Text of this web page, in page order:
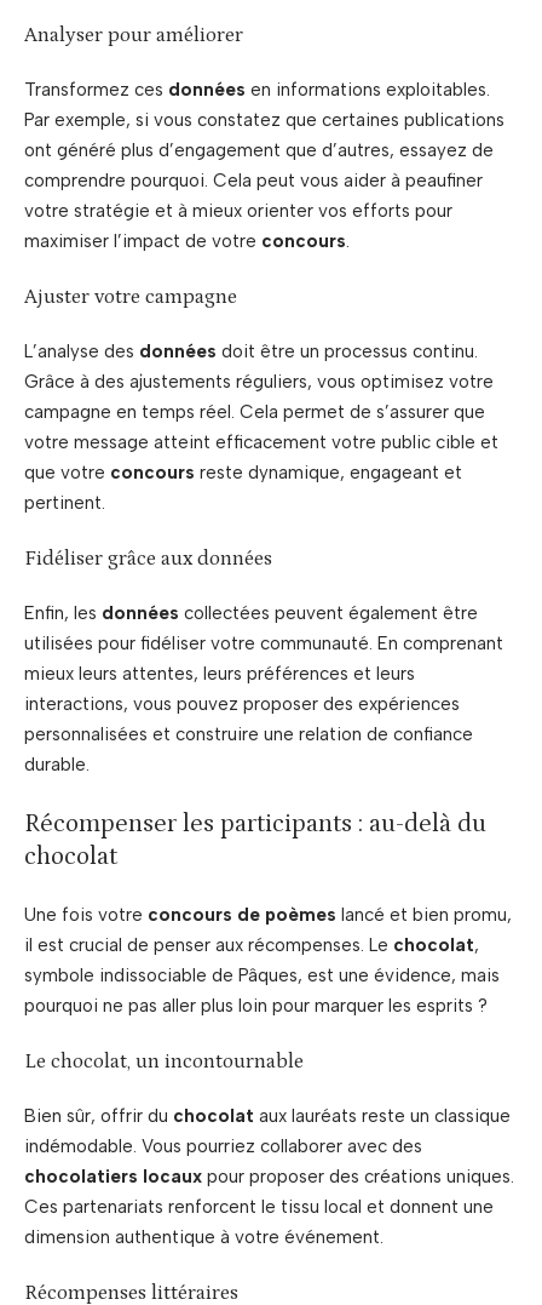
Analyser pour améliorer
Transformez ces données en informations exploitables.
Par exemple, si vous constatez que certaines publications
ont généré plus d’engagement que d’autres, essayez de
comprendre pourquoi. Cela peut vous aider à peaufiner
votre stratégie et à mieux orienter vos efforts pour
maximiser l’impact de votre concours.
Ajuster votre campagne
L’analyse des données doit être un processus continu.
Grâce à des ajustements réguliers, vous optimisez votre
campagne en temps réel. Cela permet de s’assurer que
votre message atteint efficacement votre public cible et
que votre concours reste dynamique, engageant et
pertinent.
Fidéliser grâce aux données
Enfin, les données collectées peuvent également être
utilisées pour fidéliser votre communauté. En comprenant
mieux leurs attentes, leurs préférences et leurs
interactions, vous pouvez proposer des expériences
personnalisées et construire une relation de confiance
durable.
Récompenser les participants : au-delà du
chocolat
Une fois votre concours de poèmes lancé et bien promu,
il est crucial de penser aux récompenses. Le chocolat,
symbole indissociable de Pâques, est une évidence, mais
pourquoi ne pas aller plus loin pour marquer les esprits ?
Le chocolat, un incontournable
Bien sûr, offrir du chocolat aux lauréats reste un classique
indémodable. Vous pourriez collaborer avec des
chocolatiers locaux pour proposer des créations uniques.
Ces partenariats renforcent le tissu local et donnent une
dimension authentique à votre événement.
Récompenses littéraires